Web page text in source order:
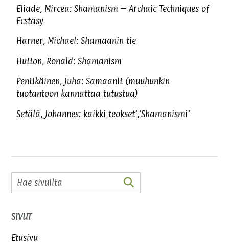
Eliade, Mircea: Shamanism – Archaic Techniques of
Ecstasy
Harner, Michael: Shamaanin tie
Hutton, Ronald: Shamanism
Pentikäinen, Juha: Samaanit (muuhunkin
tuotantoon kannattaa tutustua)
Setälä, Johannes: kaikki teokset’,’Shamanismi’
SIVUT
Etusivu